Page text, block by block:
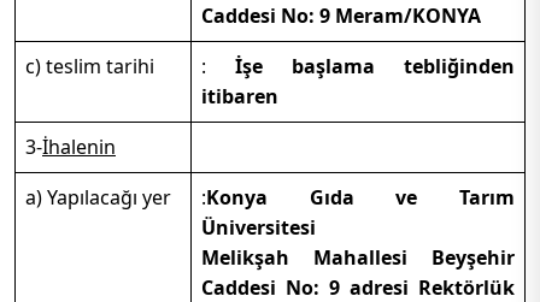
Caddesi No: 9 Meram/KONYA
c) teslim tarihi
: İşe başlama tebliğinden
itibaren
3-İhalenin
a) Yapılacağı yer
:Konya Gıda ve Tarım
Üniversitesi
Melikşah Mahallesi Beyşehir
Caddesi No: 9 adresi Rektörlük